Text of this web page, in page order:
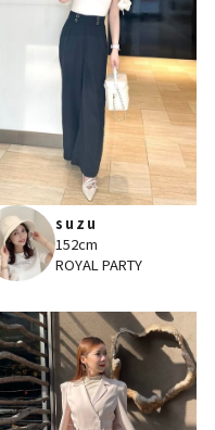
suzu
152cm
ROYAL PARTY